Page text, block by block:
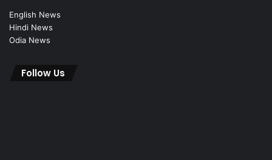
English News
Hindi News
Odia News
Follow Us